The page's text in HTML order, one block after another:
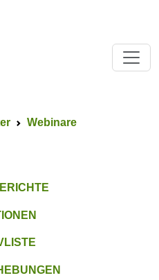
Webinare